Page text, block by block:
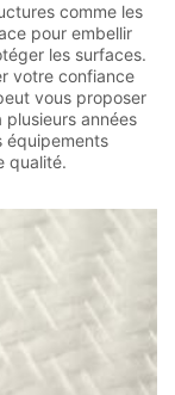
comme les
pour embellir
les surfaces.
votre confiance
vous proposer
années
équipements
qualité.